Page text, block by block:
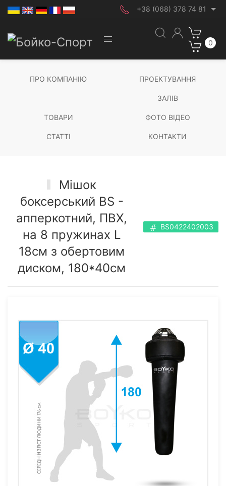
+38 (068) 378 74 81
0
ПРО КОМПАНІЮ ПРОЕКТУВАННЯ
ЗАЛІВ
ТОВАРИ ФОТО ВІДЕО
СТАТТІ КОНТАКТИ
Мішок
боксерський BS -
апперкотний, ПВХ,
на 8 пружинах L
18см з обертовим
диском, 180*40см
BS0422402003